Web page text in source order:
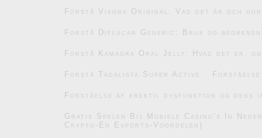
Förstå Viagra Original: Vad det är och
Forstå Diflucan Generic: Bruk og
Forstå Kamagra Oral Jelly: Hvad det er,
Forstå Tadalista Super Active
Forståelse af erektil dysfunktion og dens
Gratis Spelen Bij Mobiele Casino’s In
Crypto-En Esports-Voordelen)